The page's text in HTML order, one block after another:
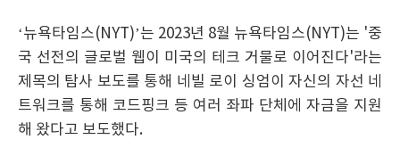
‘뉴욕타임스(NYT)’는 2023년 8월 뉴욕타임스(NYT)는 '중
국 선전의 글로벌 웹이 미국의 테크 거물로 이어진다'라는
제목의 탐사 보도를 통해 네빌 로이 싱엄이 자신의 자선 네
트워크를 통해 코드핑크 등 여러 좌파 단체에 자금을 지원
해 왔다고 보도했다.